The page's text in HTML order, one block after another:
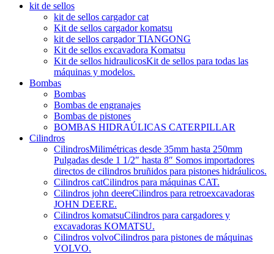
kit de sellos
kit de sellos cargador cat
Kit de sellos cargador komatsu
kit de sellos cargador TIANGONG
Kit de sellos excavadora Komatsu
Kit de sellos hidraulicosKit de sellos para todas las
máquinas y modelos.
Bombas
Bombas
Bombas de engranajes
Bombas de pistones
BOMBAS HIDRAÚLICAS CATERPILLAR
Cilindros
CilindrosMilimétricas desde 35mm hasta 250mm
Pulgadas desde 1 1/2″ hasta 8″ Somos importadores
directos de cilindros bruñidos para pistones hidráulicos.
Cilindros catCilindros para máquinas CAT.
Cilindros john deereCilindros para retroexcavadoras
JOHN DEERE.
Cilindros komatsuCilindros para cargadores y
excavadoras KOMATSU.
Cilindros volvoCilindros para pistones de máquinas
VOLVO.